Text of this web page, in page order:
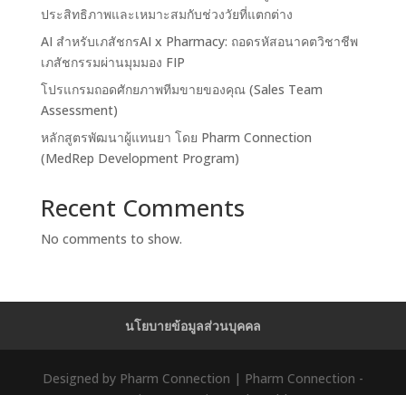
ประสิทธิภาพและเหมาะสมกับช่วงวัยที่แตกต่าง
AI สำหรับเภสัชกรAI x Pharmacy: ถอดรหัสอนาคตวิชาชีพ
เภสัชกรรมผ่านมุมมอง FIP
โปรแกรมถอดศักยภาพทีมขายของคุณ (Sales Team
Assessment)
หลักสูตรพัฒนาผู้แทนยา โดย Pharm Connection
(MedRep Development Program)
Recent Comments
No comments to show.
นโยบายข้อมูลส่วนบุคคล
Designed by Pharm Connection | Pharm Connection -